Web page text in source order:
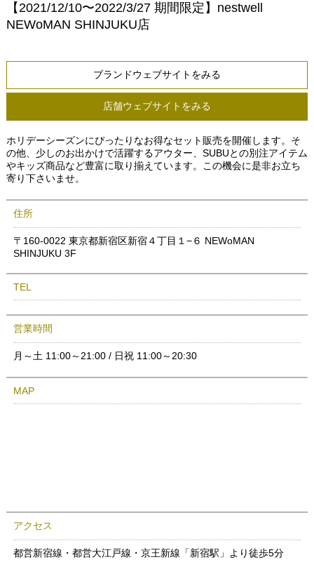
【2021/12/10〜2022/3/27 期間限定】nestwell
NEWoMAN SHINJUKU店
ブランドウェブサイトをみる
店舗ウェブサイトをみる
ホリデーシーズンにぴったりなお得なセット販売を開催します。そ
の他、少しのお出かけで活躍するアウター、SUBUとの別注アイテム
やキッズ商品など豊富に取り揃えています。この機会に是非お立ち
寄り下さいませ。
住所
〒160-0022 東京都新宿区新宿４丁目１−６ NEWoMAN
SHINJUKU 3F
TEL
営業時間
月～土 11:00～21:00 / 日祝 11:00～20:30
MAP
アクセス
都営新宿線・都営大江戸線・京王新線「新宿駅」より徒歩5分